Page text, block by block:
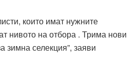
които имат нужните
нивото на отбора . Трима нови
зимна селекция”, заяви